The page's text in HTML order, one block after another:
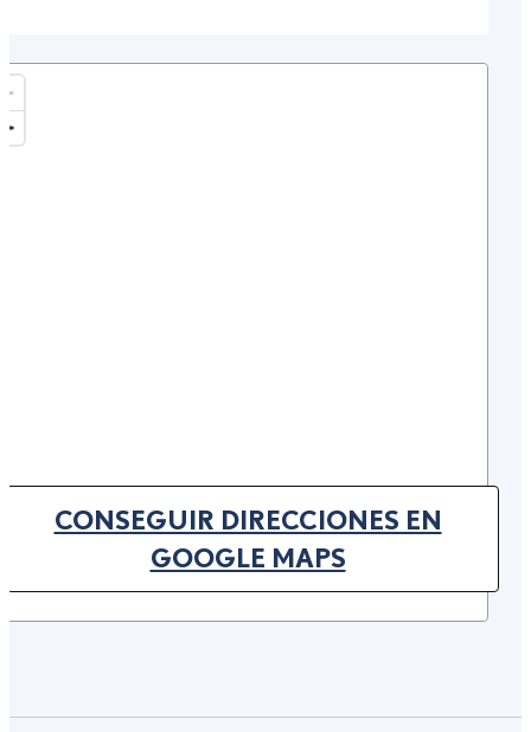
CONSEGUIR DIRECCIONES EN
GOOGLE MAPS(OPENS IN NEW TAB)